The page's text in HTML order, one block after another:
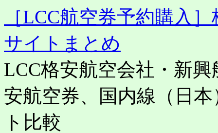
［LCC航空券予約購入
サイトまとめ
LCC格安航空会社・新
安航空券、国内線（日
ト比較